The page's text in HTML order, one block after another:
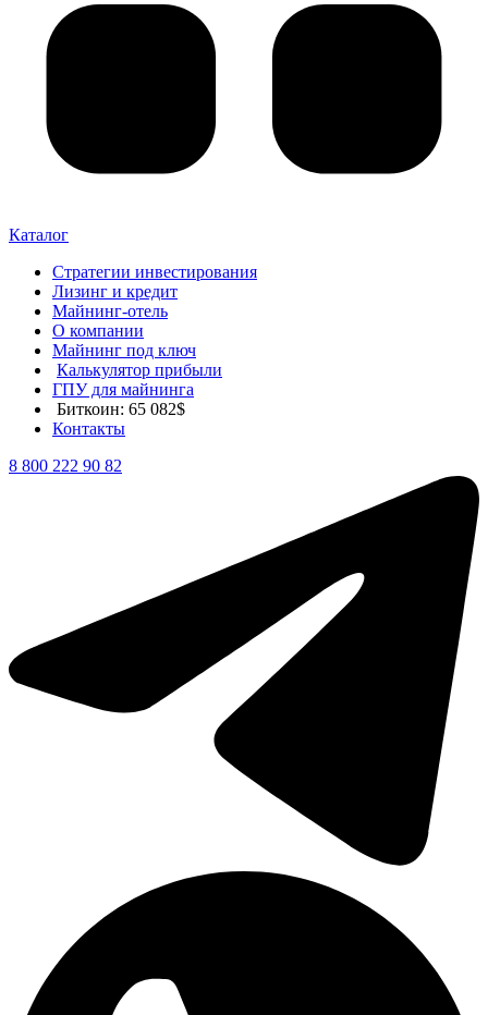
Каталог
Стратегии инвестирования
Лизинг и кредит
Майнинг-отель
О компании
Майнинг под ключ
Калькулятор прибыли
ГПУ для майнинга
Биткоин: 65 082$
Контакты
8 800 222 90 82